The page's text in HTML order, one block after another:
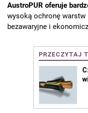
AustroPUR oferuje
wysoką ochronę warstw
bezawaryjne i